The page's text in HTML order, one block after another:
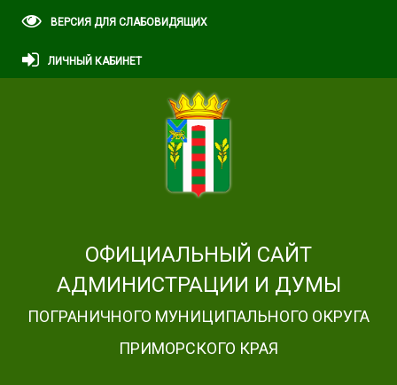
ВЕРСИЯ ДЛЯ СЛАБОВИДЯЩИХ
ЛИЧНЫЙ КАБИНЕТ
ОФИЦИАЛЬНЫЙ САЙТ
АДМИНИСТРАЦИИ И ДУМЫ
ПОГРАНИЧНОГО МУНИЦИПАЛЬНОГО ОКРУГА
ПРИМОРСКОГО КРАЯ